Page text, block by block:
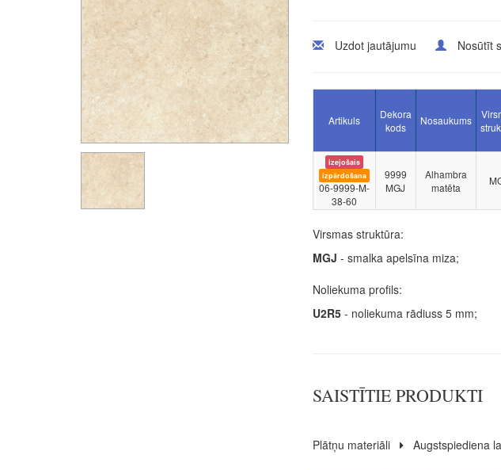
Uzdot jautājumu Nosūtīt
Artikuls
Dekora
kods
Nosaukums
izejošais
izpārdošana
06-9999-M-
38-60
9999
MGJ
Alhambra
matēta
Virsmas struktūra:
MGJ - smalka apelsīna miza;
Noliekuma profils:
U2R5- noliekuma rādiuss 5 mm;
SAISTĪTIE PRODUKTI
Plātņu materiāli Augstspiediena